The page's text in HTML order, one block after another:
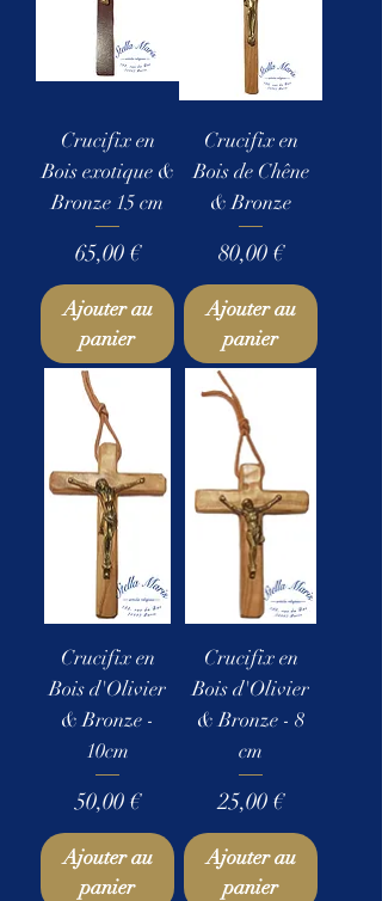
Crucifix en
Bois exotique &
Bronze 15 cm
Prix
65,00 €
Ajouter au
panier
Crucifix en
Bois de Chêne
& Bronze
Prix
80,00 €
Ajouter au
panier
Crucifix en
Bois d'Olivier
& Bronze -
10cm
Prix
50,00 €
Ajouter au
panier
Crucifix en
Bois d'Olivier
& Bronze - 8
cm
Prix
25,00 €
Ajouter au
panier